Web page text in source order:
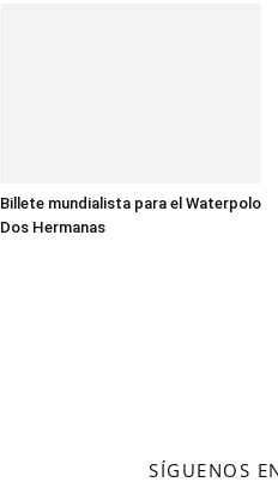
Billete mundialista para el Waterpolo
Dos Hermanas
SÍGUENOS